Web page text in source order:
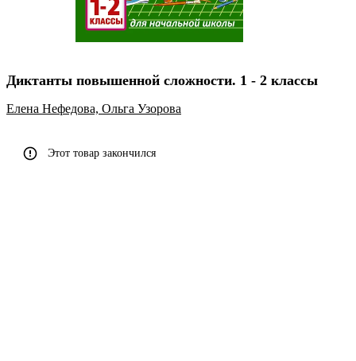
Диктанты повышенной сложности. 1 - 2 классы
Елена Нефедова, Ольга Узорова
Этот товар закончился